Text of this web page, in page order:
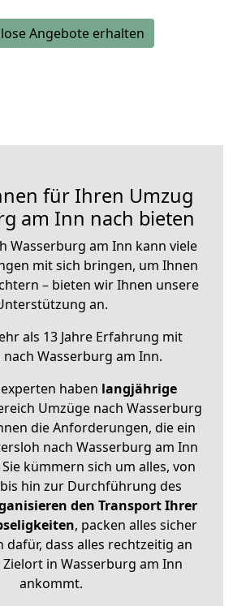
Angebote erhalten
für Ihren Umzug
am Inn nach bieten
Wasserburg am Inn kann viele
mit sich bringen, um Ihnen
– bieten wir Ihnen unsere
an.
als 13 Jahre Erfahrung mit
nach Wasserburg am Inn.
haben langjährige
Umzüge nach Wasserburg
die Anforderungen, die ein
nach Wasserburg am Inn
kümmern sich um alles, von
hin zur Durchführung des
den Transport Ihrer
, packen alles sicher
dafür, dass alles rechtzeitig an
in Wasserburg am Inn
ankommt.